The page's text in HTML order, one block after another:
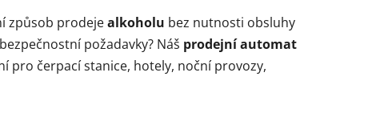
způsob prodejealkoholu bez nutnosti obsluhy
požadavky? Náš prodejní automat
pro čerpací stanice, hotely, noční provozy,